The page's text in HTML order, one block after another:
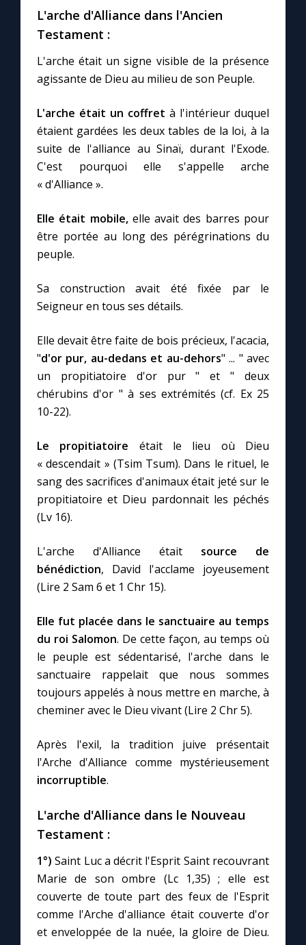
Les premiers samedis du mois
Marie qui défait les nœuds
Mes intentions de prière
Une Minute avec Marie
Une neuvaine
1000 Raisons de Croire
Chapelet pour le monde
Contact
Faire un don
Marie de Nazareth
L'arche d'Alliance dans l'Ancien
Testament :
L'arche était un signe visible de la présence
agissante de Dieu au milieu de son Peuple.
L'arche était un coffret à l'intérieur duquel
étaient gardées les deux tables de la loi, à la
suite de l'alliance au Sinaï, durant l'Exode.
C'est pourquoi elle s'appelle arche
« d'Alliance ».
Elle était mobile,elle avait des barres pour
être portée au long des pérégrinations du
peuple.
Sa construction avait été fixée par le
Seigneur en tous ses détails.
Elle devait être faite de bois précieux, l'acacia,
"d'or pur, au-dedans et au-dehors" ... " avec
un propitiatoire d'or pur " et " deux
chérubins d'or " à ses extrémités (cf. Ex 25
10-22).
Le propitiatoire était le lieu où Dieu
« descendait » (Tsim Tsum). Dans le rituel, le
sang des sacrifices d'animaux était jeté sur le
propitiatoire et Dieu pardonnait les péchés
(Lv 16).
L'arche d'Alliance était source de
bénédiction, David l'acclame joyeusement
(Lire 2 Sam 6 et 1 Chr 15).
Elle fut placée dans le sanctuaire au temps
du roi Salomon. De cette façon, au temps où
le peuple est sédentarisé, l'arche dans le
sanctuaire rappelait que nous sommes
toujours appelés à nous mettre en marche, à
cheminer avec le Dieu vivant (Lire 2 Chr 5).
Après l'exil, la tradition juive présentait
l'Arche d'Alliance comme mystérieusement
incorruptible.
L'arche d'Alliance dans le Nouveau
Testament :
1°) Saint Luc a décrit l'Esprit Saint recouvrant
Marie de son ombre (Lc 1,35) ; elle est
couverte de toute part des feux de l'Esprit
comme l'Arche d'alliance était couverte d'or
et enveloppée de la nuée, la gloire de Dieu.